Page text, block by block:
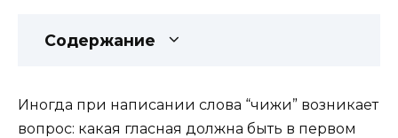
Содержание
Иногда при написании слова “чижи” возникает
вопрос: какая гласная должна быть в первом